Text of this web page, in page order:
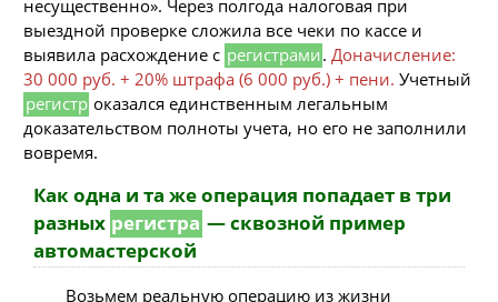
несущественно». Через полгода налоговая при
выездной проверке сложила все чеки по кассе и
выявила расхождение с регистрами. Доначисление:
30 000 руб. + 20% штрафа (6 000 руб.) + пени. Учетный
регистр оказался единственным легальным
доказательством полноты учета, но его не заполнили
вовремя.
Как одна и та же операция попадает в три
разных регистра — сквозной пример
автомастерской
Возьмем реальную операцию из жизни